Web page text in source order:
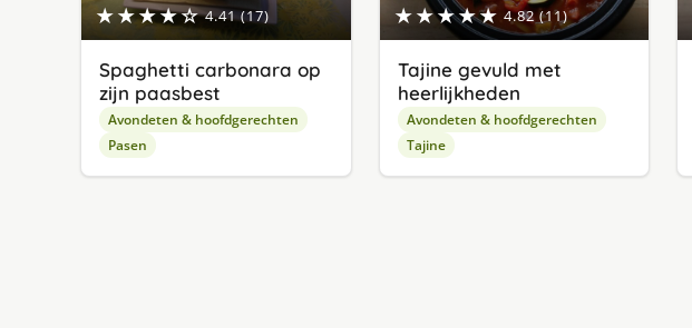
★★★★☆ 4.41 (17)
Spaghetti carbonara op
zijn paasbest
Avondeten & hoofdgerechten
Pasen
★★★★★ 4.82 (11)
Tajine gevuld met
heerlijkheden
Avondeten & hoofdgerechten
Tajine